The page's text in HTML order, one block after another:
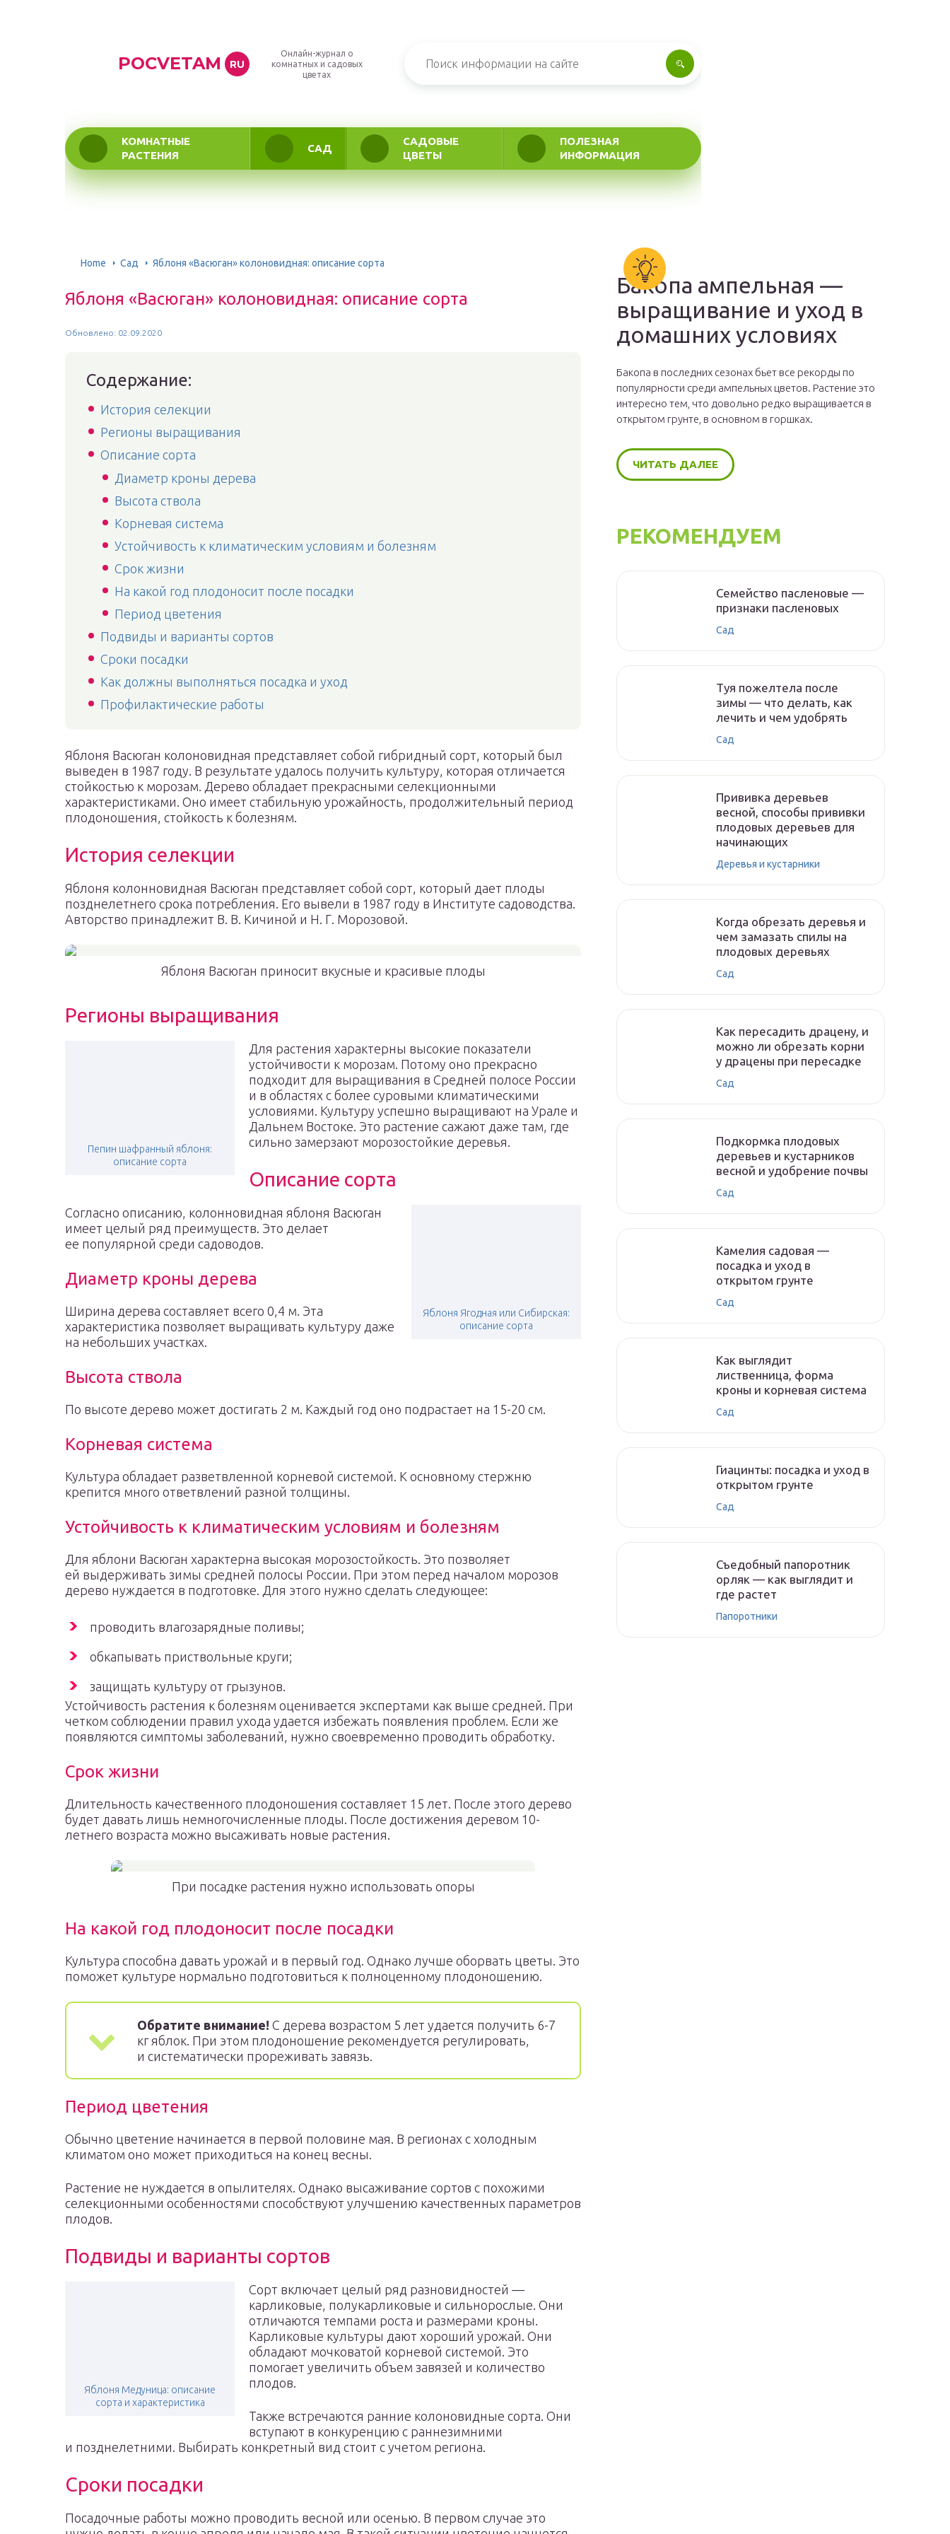
POCVETAM RU
Онлайн-журнал о
комнатных и садовых
цветах
КОМНАТНЫЕ
РАСТЕНИЯ
САД
САДОВЫЕ
ЦВЕТЫ
ПОЛЕЗНАЯ
ИНФОРМАЦИЯ
Home Сад Яблоня «Васюган» колоновидная: описание сорта
Яблоня «Васюган» колоновидная: описание сорта
Обновлено: 02.09.2020
Содержание:
История селекции
Регионы выращивания
Описание сорта
Диаметр кроны дерева
Высота ствола
Корневая система
Устойчивость к климатическим условиям и болезням
Срок жизни
На какой год плодоносит после посадки
Период цветения
Подвиды и варианты сортов
Сроки посадки
Как должны выполняться посадка и уход
Профилактические работы
Яблоня Васюган колоновидная представляет собой гибридный сорт, который был
выведен в 1987 году. В результате удалось получить культуру, которая отличается
стойкостью к морозам. Дерево обладает прекрасными селекционными
характеристиками. Оно имеет стабильную урожайность, продолжительный период
плодоношения, стойкость к болезням.
История селекции
Яблоня колонновидная Васюган представляет собой сорт, который дает плоды
позднелетнего срока потребления. Его вывели в 1987 году в Институте садоводства.
Авторство принадлежит В. В. Кичиной и Н. Г. Морозовой.
Яблоня Васюган приносит вкусные и красивые плоды
Регионы выращивания
Пепин шафранный яблоня:
описание сорта
Для растения характерны высокие показатели
устойчивости к морозам. Потому оно прекрасно
подходит для выращивания в Средней полосе России
и в областях с более суровыми климатическими
условиями. Культуру успешно выращивают на Урале и
Дальнем Востоке. Это растение сажают даже там, где
сильно замерзают морозостойкие деревья.
Описание сорта
Яблоня Ягодная или Сибирская:
описание сорта
Согласно описанию, колонновидная яблоня Васюган
имеет целый ряд преимуществ. Это делает
ее популярной среди садоводов.
Диаметр кроны дерева
Ширина дерева составляет всего 0,4 м. Эта
характеристика позволяет выращивать культуру даже
на небольших участках.
Высота ствола
По высоте дерево может достигать 2 м. Каждый год оно подрастает на 15-20 см.
Корневая система
Культура обладает разветвленной корневой системой. К основному стержню
крепится много ответвлений разной толщины.
Устойчивость к климатическим условиям и болезням
Для яблони Васюган характерна высокая морозостойкость. Это позволяет
ей выдерживать зимы средней полосы России. При этом перед началом морозов
дерево нуждается в подготовке. Для этого нужно сделать следующее:
проводить влагозарядные поливы;
обкапывать приствольные круги;
защищать культуру от грызунов.
Устойчивость растения к болезням оценивается экспертами как выше средней. При
четком соблюдении правил ухода удается избежать появления проблем. Если же
появляются симптомы заболеваний, нужно своевременно проводить обработку.
Срок жизни
Длительность качественного плодоношения составляет 15 лет. После этого дерево
будет давать лишь немногочисленные плоды. После достижения деревом 10-
летнего возраста можно высаживать новые растения.
При посадке растения нужно использовать опоры
На какой год плодоносит после посадки
Культура способна давать урожай и в первый год. Однако лучше оборвать цветы. Это
поможет культуре нормально подготовиться к полноценному плодоношению.
Обратите внимание! С дерева возрастом 5 лет удается получить 6-7
кг яблок. При этом плодоношение рекомендуется регулировать,
и систематически прореживать завязь.
Период цветения
Обычно цветение начинается в первой половине мая. В регионах с холодным
климатом оно может приходиться на конец весны.
Растение не нуждается в опылителях. Однако высаживание сортов с похожими
селекционными особенностями способствуют улучшению качественных параметров
плодов.
Подвиды и варианты сортов
Яблоня Медуница: описание
сорта и характеристика
Сорт включает целый ряд разновидностей —
карликовые, полукарликовые и сильнорослые. Они
отличаются темпами роста и размерами кроны.
Карликовые культуры дают хороший урожай. Они
обладают мочковатой корневой системой. Это
помогает увеличить объем завязей и количество
плодов.
Также встречаются ранние колоновидные сорта. Они
вступают в конкуренцию с раннезимними
и позднелетними. Выбирать конкретный вид стоит с учетом региона.
Сроки посадки
Посадочные работы можно проводить весной или осенью. В первом случае это
Бакопа ампельная —
выращивание и уход в
домашних условиях
Бакопа в последних сезонах бьет все рекорды по
популярности среди ампельных цветов. Растение это
интересно тем, что довольно редко выращивается в
открытом грунте, в основном в горшках.
ЧИТАТЬ ДАЛЕЕ
РЕКОМЕНДУЕМ
Семейство пасленовые —
признаки пасленовых
Сад
Туя пожелтела после
зимы — что делать, как
лечить и чем удобрять
Сад
Прививка деревьев
весной, способы прививки
плодовых деревьев для
начинающих
Деревья и кустарники
Когда обрезать деревья и
чем замазать спилы на
плодовых деревьях
Сад
Как пересадить драцену, и
можно ли обрезать корни
у драцены при пересадке
Сад
Подкормка плодовых
деревьев и кустарников
весной и удобрение почвы
Сад
Камелия садовая —
посадка и уход в
открытом грунте
Сад
Как выглядит
лиственница, форма
кроны и корневая система
Сад
Гиацинты: посадка и уход в
открытом грунте
Сад
Съедобный папоротник
орляк — как выглядит и
где растет
Папоротники